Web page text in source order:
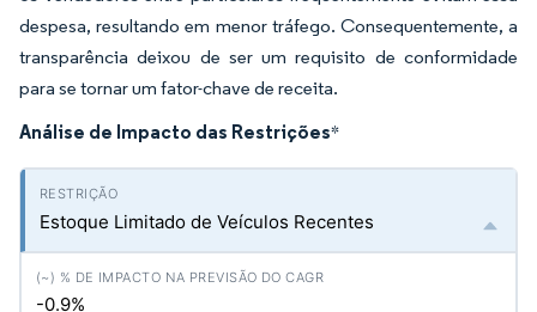
despesa, resultando em menor tráfego. Consequentemente, a
transparência deixou de ser um requisito de conformidade
para se tornar um fator-chave de receita.
Análise de Impacto das Restrições*
Estoque Limitado de Veículos Recentes
-0.9%